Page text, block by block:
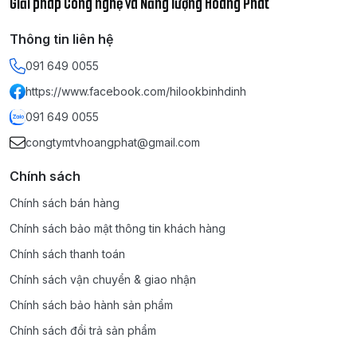
Thông tin liên hệ
091 649 0055
https://www.facebook.com/hilookbinhdinh
091 649 0055
congtymtvhoangphat@gmail.com
Chính sách
Chính sách bán hàng
Chính sách bảo mật thông tin khách hàng
Chính sách thanh toán
Chính sách vận chuyển & giao nhận
Chính sách bảo hành sản phẩm
Chính sách đổi trả sản phẩm